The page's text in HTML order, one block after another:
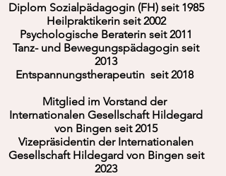
Diplom Sozialpädagogin (FH) seit 1985
Heilpraktikerin seit 2002
Psychologische Beraterin seit 2011
Tanz- und Bewegungspädagogin seit
2013
Entspannungstherapeutin seit 2018
Mitglied im Vorstand der
Internationalen Gesellschaft Hildegard
von Bingen seit 2015
Vizepräsidentin der Internationalen
Gesellschaft Hildegard von Bingen seit
2023